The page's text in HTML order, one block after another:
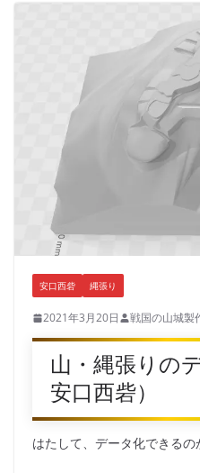
安口西砦 縄張り
2021年3月20日 戦国の山城製
山・縄張りの
安口西砦）
はたして、データ化できるの